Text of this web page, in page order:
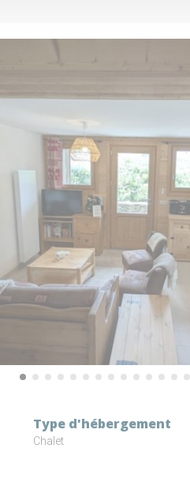
Type d'hébergement
Chalet